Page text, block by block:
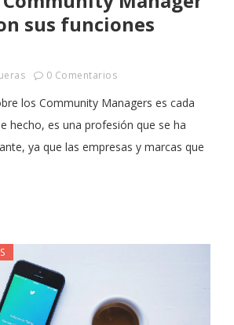
sus funciones
0 Comentarios
los Community Managers es cada
hecho, es una profesión que se ha
ya que las empresas y marcas que